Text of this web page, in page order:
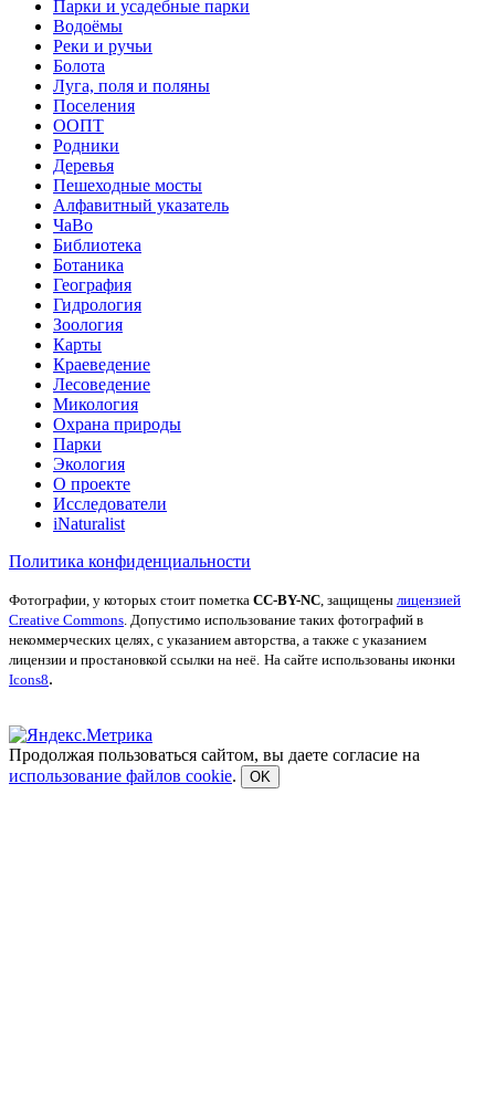
Парки и усадебные парки
Водоёмы
Реки и ручьи
Болота
Луга, поля и поляны
Поселения
ООПТ
Родники
Деревья
Пешеходные мосты
Алфавитный указатель
ЧаВо
Библиотека
Ботаника
География
Гидрология
Зоология
Карты
Краеведение
Лесоведение
Микология
Охрана природы
Парки
Экология
О проекте
Исследователи
iNaturalist
Политика конфиденциальности
Фотографии, у которых стоит пометка CC-BY-NC, защищены лицензией
Creative Commons. Допустимо использование таких фотографий в
некоммерческих целях, с указанием авторства, а также с указанием
лицензии и простановкой ссылки на неё. На сайте использованы иконки
Icons8.
Продолжая пользоваться сайтом, вы даете согласие на
использование файлов cookie. OK